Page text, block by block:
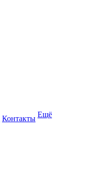
Контакты Ещё